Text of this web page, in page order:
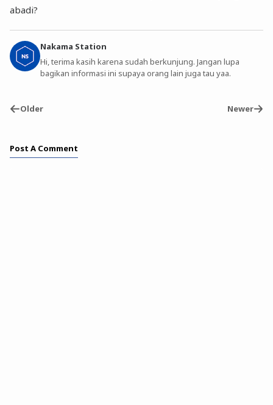
abadi?
Nakama Station
Hi, terima kasih karena sudah berkunjung. Jangan lupa
bagikan informasi ini supaya orang lain juga tau yaa.
Older Newer
Post A Comment